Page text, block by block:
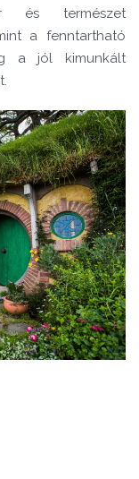
és természet
a fenntartható
a jól kimunkált